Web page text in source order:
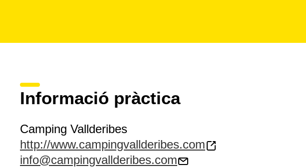
Informació pràctica
Camping Vallderibes
http://www.campingvallderibes.com
info@campingvallderibes.com